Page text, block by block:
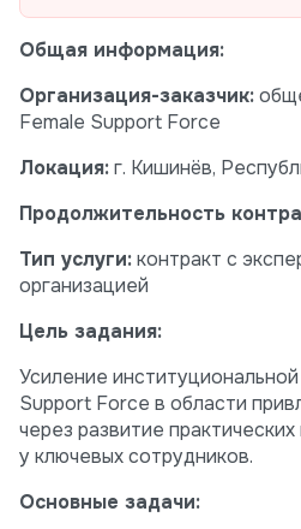
Общая информация:
Организация-заказчик:
Female Support Force
Локация:г. Кишинёв,
Продолжительность
Тип услуги:контракт с
организацией
Цель задания:
Усиление
Support Force в области
через развитие
у ключевых сотрудников.
Основные задачи: